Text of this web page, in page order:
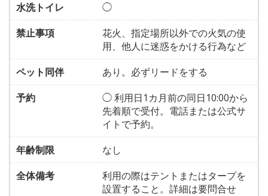
水洗トイレ
◯
禁止事項
花火、指定場所以外での火気の使
用、他人に迷惑をかける行為など
ペット同伴
あり。必ずリードをする
予約
◯ 利用日1カ月前の同日10:00から
先着順で受付。電話または公式サ
イトで予約。
年齢制限
なし
全体備考
利用の際はテントまたはタープを
設置すること。詳細は要問合せ